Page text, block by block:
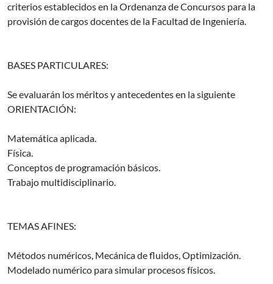
criterios establecidos en la Ordenanza de Concursos para la
provisión de cargos docentes de la Facultad de Ingeniería.
BASES PARTICULARES:
Se evaluarán los méritos y antecedentes en la siguiente
ORIENTACIÓN:
Matemática aplicada.
Física.
Conceptos de programación básicos.
Trabajo multidisciplinario.
TEMAS AFINES:
Métodos numéricos, Mecánica de fluidos, Optimización.
Modelado numérico para simular procesos físicos.